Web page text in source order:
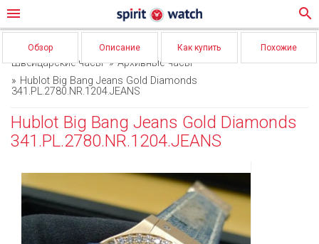
menu search
Обзор Описание Как купить Похожие
Швейцарские часы
Архивные часы
Hublot Big Bang Jeans Gold Diamonds
341.PL.2780.NR.1204.JEANS
Hublot Big Bang Jeans Gold Diamonds
341.PL.2780.NR.1204.JEANS